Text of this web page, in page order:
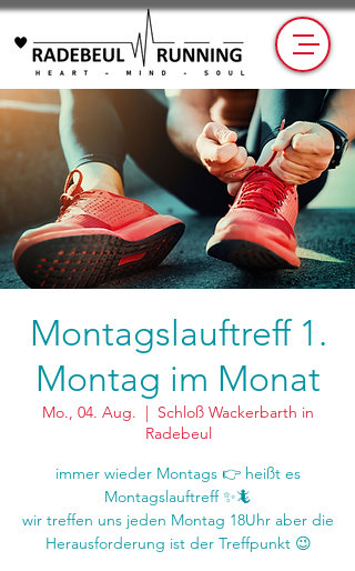
Montagslauftreff 1.
Montag im Monat
Mo., 04. Aug.
  |
Schloß Wackerbarth in
Radebeul
immer wieder Montags 👉 heißt es
Montagslauftreff ✨🦎
wir treffen uns jeden Montag 18Uhr aber die